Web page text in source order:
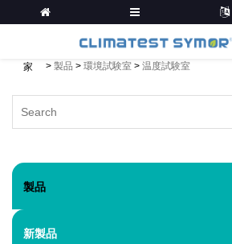
家 > 製品 > 環境試験室 > 温度試験室
製品
新製品